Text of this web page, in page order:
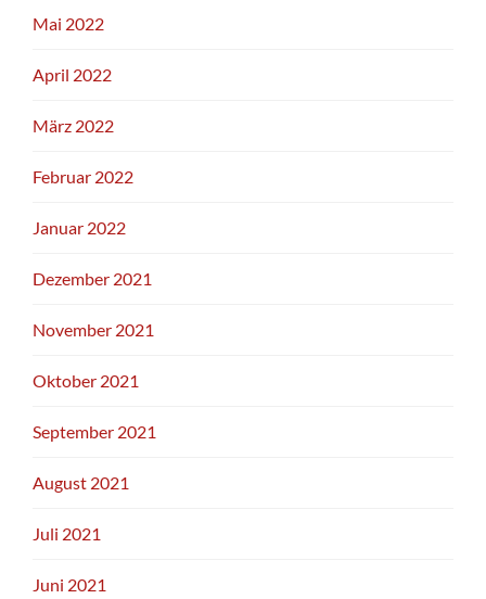
Mai 2022
April 2022
März 2022
Februar 2022
Januar 2022
Dezember 2021
November 2021
Oktober 2021
September 2021
August 2021
Juli 2021
Juni 2021